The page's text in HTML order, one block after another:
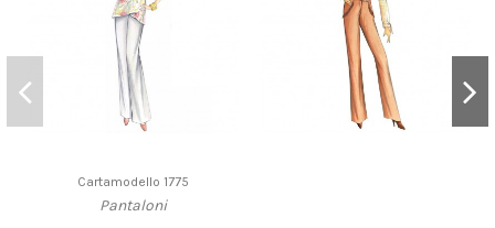
Cartamodello 1775
Pantaloni